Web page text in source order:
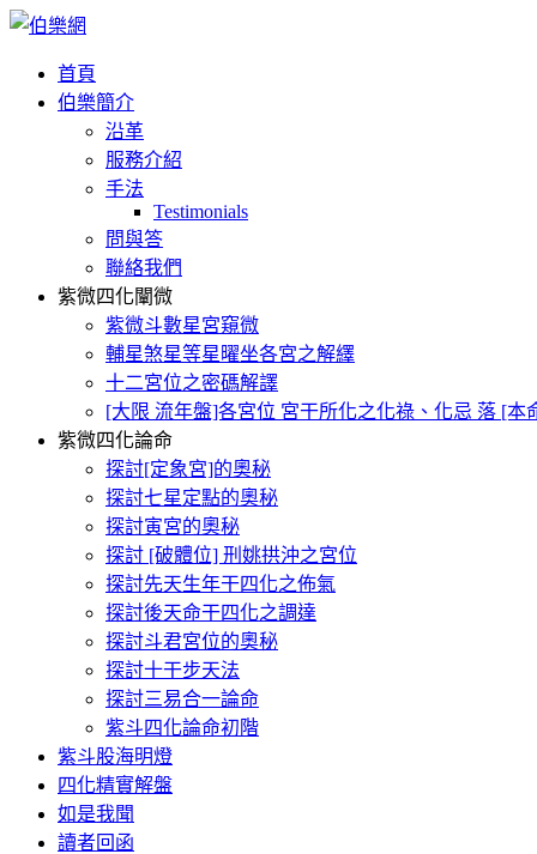
首頁
伯樂簡介
沿革
服務介紹
手法
Testimonials
問與答
聯絡我們
紫微四化闡微
紫微斗數星宮窺微
輔星煞星等星曜坐各宮之解繹
十二宮位之密碼解譯
[大限 流年盤]各宮位 宮干所化之化祿、化忌 落 [本
紫微四化論命
探討[定象宮]的奧秘
探討七星定點的奧秘
探討寅宮的奧秘
探討 [破體位] 刑姚拱沖之宮位
探討先天生年干四化之佈氣
探討後天命干四化之調達
探討斗君宮位的奧秘
探討十干步天法
探討三易合一論命
紫斗四化論命初階
紫斗股海明燈
四化精實解盤
如是我聞
讀者回函